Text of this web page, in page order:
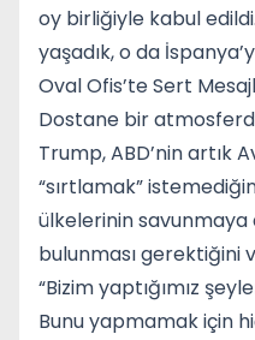
oy birliğiyle kabul
yaşadık, o da
Oval Ofis’te Sert
Dostane bir
Trump, ABD’nin artık
“sırtlamak”
ülkelerinin savunmaya
bulunması gerektiğini
“Bizim yaptığımız
Bunu yapmamak için